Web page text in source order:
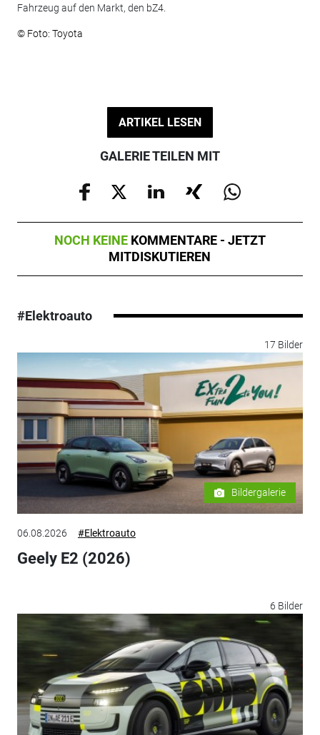
Fahrzeug auf den Markt, den bZ4.
© Foto: Toyota
ARTIKEL LESEN
GALERIE TEILEN MIT
NOCH KEINE KOMMENTARE - JETZT
MITDISKUTIEREN
#Elektroauto
17 Bilder
Bildergalerie
06.08.2026 #Elektroauto
Geely E2 (2026)
6 Bilder